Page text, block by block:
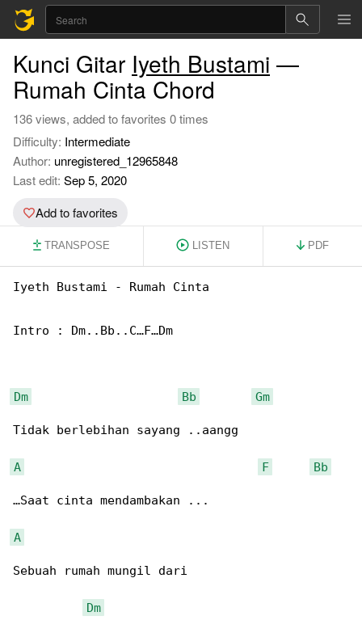
Kunci Gitar Iyeth Bustami —
Rumah Cinta Chord
136 views, added to favorites 0 times
Difficulty: Intermediate
Author: unregistered_12965848
Last edit: Sep 5, 2020
Add to favorites
TRANSPOSE LISTEN PDF
Iyeth Bustami - Rumah Cinta
Intro : Dm..Bb..C…F…Dm
Dm Bb Gm
Tidak berlebihan sayang ..aangg
A F Bb
…Saat cinta mendambakan ...
A
Sebuah rumah mungil dari
Dm